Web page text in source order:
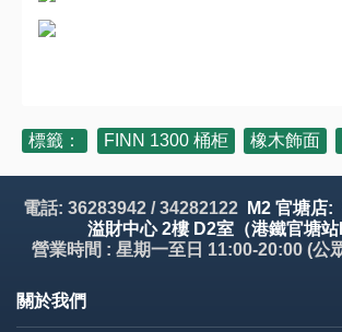
標籤： FINN 1300 桶柜 橡木飾面
電話: 36283942 / 34282122
M2 官塘店:
溢財中心 2樓 D2室（港鐵官塘
營業時間 : 星期一至日 11:00-20:00 (公
關於我們